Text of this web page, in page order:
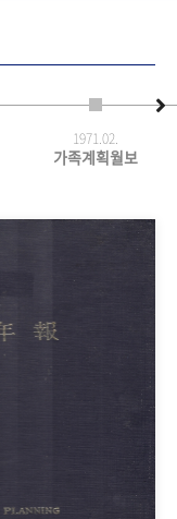
1971.02.
가족계획월보